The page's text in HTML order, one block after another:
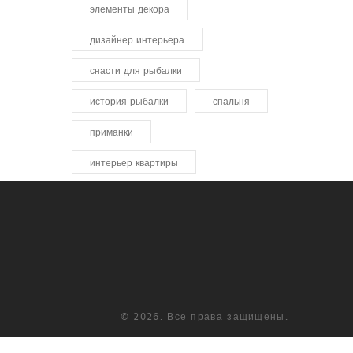
элементы декора
дизайнер интерьера
снасти для рыбалки
история рыбалки спальня
приманки
интерьер квартиры
© 2026. Все права защищены.